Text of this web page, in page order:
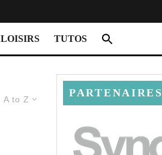
LOISIRS TUTOS
A to Z
PARTENAIRES